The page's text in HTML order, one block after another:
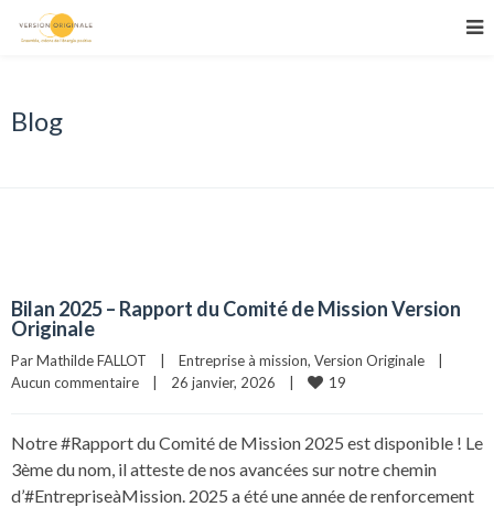
Blog
Bilan 2025 – Rapport du Comité de Mission Version
Originale
Par Mathilde FALLOT Entreprise à mission, Version Originale
Aucun commentaire
26 janvier, 2026 19
Notre #Rapport du Comité de Mission 2025 est disponible ! Le
3ème du nom, il atteste de nos avancées sur notre chemin
d’#EntrepriseàMission. 2025 a été une année de renforcement